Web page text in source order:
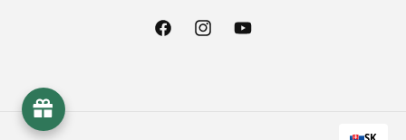
FacebookInstagramYouTube